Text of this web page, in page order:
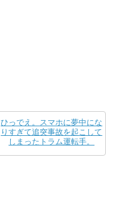
ひっでえ。スマホに夢中にな
りすぎて追突事故を起こして
しまったトラム運転手。